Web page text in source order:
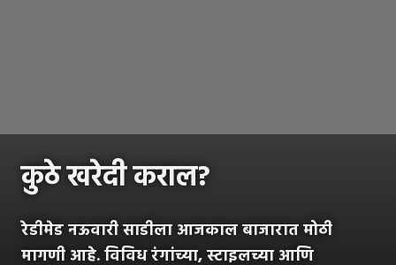
कुठे खरेदी कराल?
रेडीमेड नऊवारी साडीला आजकाल बाजारात मोठी
मागणी आहे. विविध रंगांच्या, स्टाइलच्या आणि